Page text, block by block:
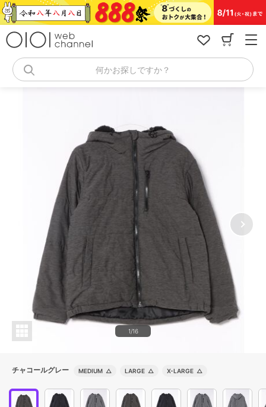
コ
ン
何かお探しですか？
1/16
チャコールグレー MEDIUM △ LARGE △ X-LARGE △